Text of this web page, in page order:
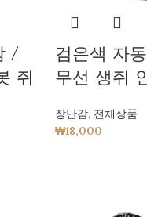
/
쥐
검은색 자
무선 생쥐
장난감, 전체상품
₩18,000